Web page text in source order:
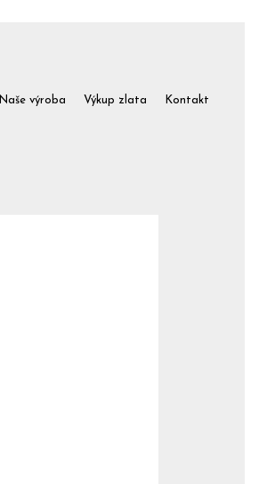
Naše výroba Výkup zlata Kontakt